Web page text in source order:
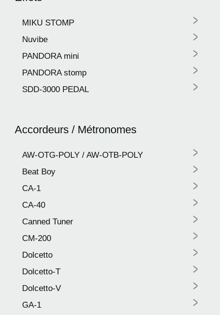
MIKU STOMP >
Nuvibe >
PANDORA mini >
PANDORA stomp >
SDD-3000 PEDAL >
Accordeurs / Métronomes
AW-OTG-POLY / AW-OTB-POLY >
Beat Boy >
CA-1 >
CA-40 >
Canned Tuner >
CM-200 >
Dolcetto >
Dolcetto-T >
Dolcetto-V >
GA-1 >